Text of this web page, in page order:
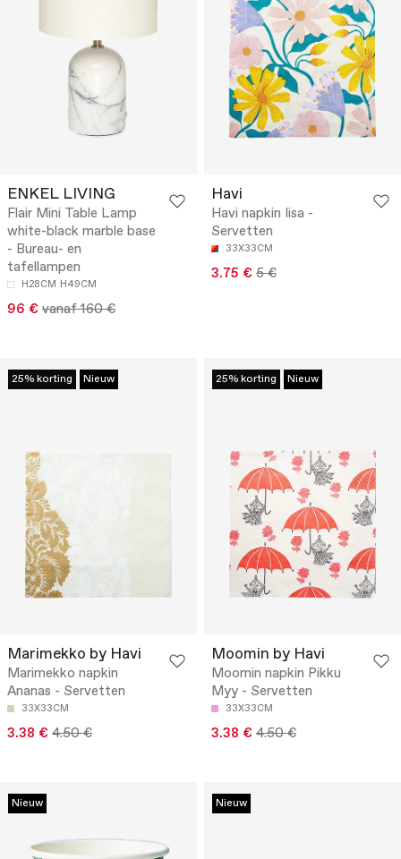
ENKEL LIVING
Flair Mini Table Lamp
white-black marble base
- Bureau- en
tafellampen
H28CM H49CM
96 € vanaf 160 €
Havi
Havi napkin Iisa -
Servetten
33X33CM
3.75 € 5 €
25% korting Nieuw
Marimekko by Havi
Marimekko napkin
Ananas - Servetten
33X33CM
3.38 € 4.50 €
25% korting Nieuw
Moomin by Havi
Moomin napkin Pikku
Myy - Servetten
33X33CM
3.38 € 4.50 €
Nieuw Nieuw